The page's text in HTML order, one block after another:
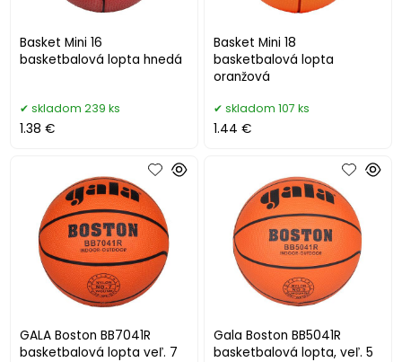
Basket Mini 16
basketbalová lopta hnedá
skladom 239 ks
1.38 €
Basket Mini 18
basketbalová lopta
oranžová
skladom 107 ks
1.44 €
GALA Boston BB7041R
basketbalová lopta veľ. 7
Gala Boston BB5041R
basketbalová lopta, veľ. 5